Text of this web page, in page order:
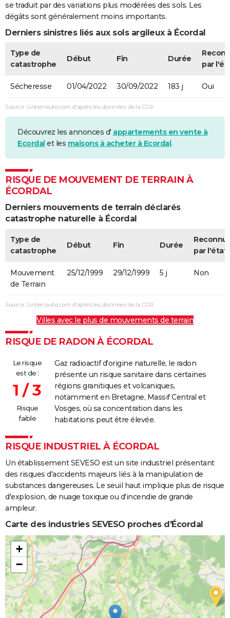
se traduit par des variations plus modérées des sols. Les
dégâts sont généralement moins importants.
Derniers sinistres liés aux sols argileux à Écordal
Type de
catastrophe
Début Fin Durée
par
Sécheresse 01/04/2022 30/09/2022 183 j Oui
Source : Linternaute.com d'après les données de la CCR
Découvrez les annonces d' appartements en vente à
Ecordal et les maisons à acheter à Ecordal.
RISQUE DE MOUVEMENT DE TERRAIN À
ÉCORDAL
Derniers mouvements de terrain déclarés
catastrophe naturelle à Écordal
Type de
catastrophe
Début Fin Durée
par l'état
Mouvement
de Terrain
25/12/1999 29/12/1999 5 j Non
Source : Linternaute.com d'après les données de la CCR
Villes avec le plus de mouvements de terrain
RISQUE DE RADON À ÉCORDAL
Le risque
est de :
1 / 3
Risque
faible
Gaz radioactif d'origine naturelle, le radon
présente un risque sanitaire dans certaines
régions granitiques et volcaniques,
notamment en Bretagne, Massif Central et
Vosges, où sa concentration dans les
habitations peut être élevée.
RISQUE INDUSTRIEL À ÉCORDAL
Un établissement SEVESO est un site industriel présentant
des risques d'accidents majeurs liés à la manipulation de
substances dangereuses. Le seuil haut implique plus de risque
d'explosion, de nuage toxique ou d'incendie de grande
ampleur.
Carte des industries SEVESO proches d'Écordal
+
−